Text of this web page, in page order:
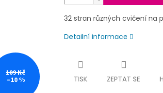
109 Kč
–10 %
32 stran různých cvičení na
Detailní informace
TISK ZEPTAT SE